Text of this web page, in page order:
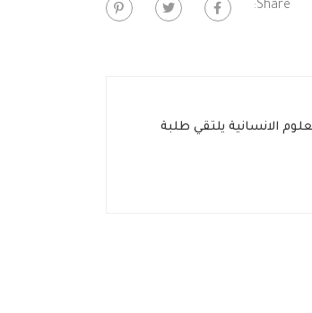
Share:
الانسانية يلتقي طلبة